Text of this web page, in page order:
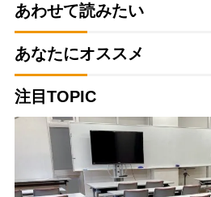
あわせて読みたい
あなたにオススメ
注目TOPIC